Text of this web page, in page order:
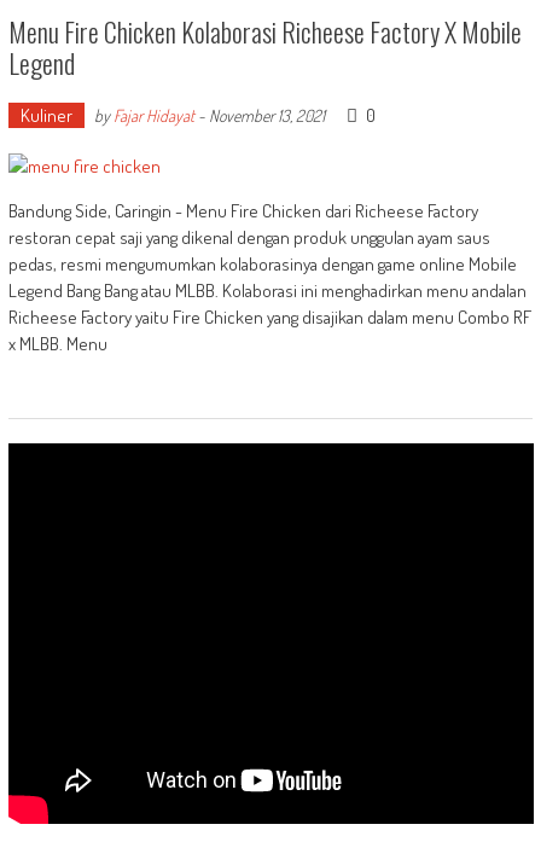
Menu Fire Chicken Kolaborasi Richeese Factory X Mobile
Legend
Kuliner byFajar Hidayat- November 13, 2021 0
Bandung Side, Caringin - Menu Fire Chicken dari Richeese Factory
restoran cepat saji yang dikenal dengan produk unggulan ayam saus
pedas, resmi mengumumkan kolaborasinya dengan game online Mobile
Legend Bang Bang atau MLBB. Kolaborasi ini menghadirkan menu andalan
Richeese Factory yaitu Fire Chicken yang disajikan dalam menu Combo RF
x MLBB. Menu